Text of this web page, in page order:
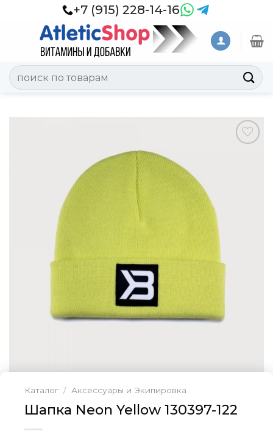
+7 (915) 228-14-16
Искать:
Каталог / Аксессуары и Экипировка
Шапка Neon Yellow 130397-122